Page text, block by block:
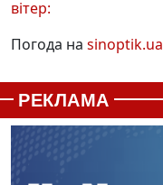
вітер:
Погода на sinoptik.ua
РЕКЛАМА